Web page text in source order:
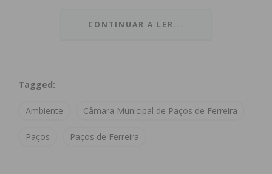
a aderir à mobilidade elétrica”, adiantou a
Subscreva a newsletter do
Imediato
Assine nossa newsletter por e-mail e
CONTINUAR A LER...
Tagged:
Ambiente Câmara Municipal de Paços de Ferreira
Paços Paços de Ferreira